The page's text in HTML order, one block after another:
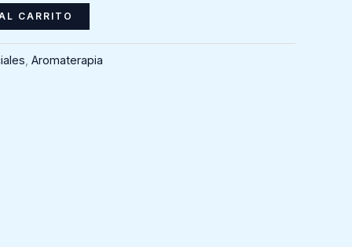
CARRITO
Aromaterapia